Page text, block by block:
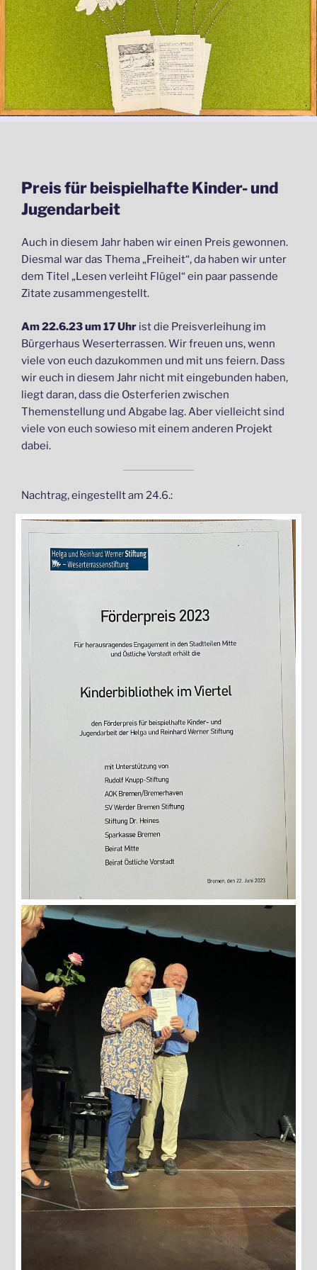
Preis für beispielhafte Kinder- und
Jugendarbeit
Auch in diesem Jahr haben wir einen Preis gewonnen.
Diesmal war das Thema „Freiheit“, da haben wir unter
dem Titel „Lesen verleiht Flügel“ ein paar passende
Zitate zusammengestellt.
Am 22.6.23 um 17 Uhr ist die Preisverleihung im
Bürgerhaus Weserterrassen. Wir freuen uns, wenn
viele von euch dazukommen und mit uns feiern. Dass
wir euch in diesem Jahr nicht mit eingebunden haben,
liegt daran, dass die Osterferien zwischen
Themenstellung und Abgabe lag. Aber vielleicht sind
viele von euch sowieso mit einem anderen Projekt
dabei.
Nachtrag, eingestellt am 24.6.: